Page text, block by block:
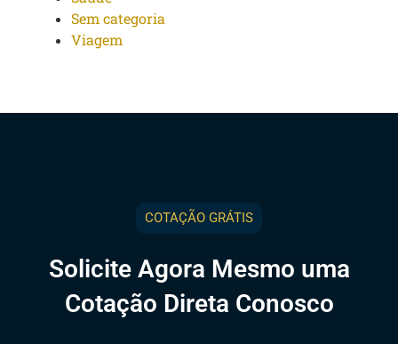
Sem categoria
Viagem
COTAÇÃO GRÁTIS
Solicite Agora Mesmo uma
Cotação Direta Conosco